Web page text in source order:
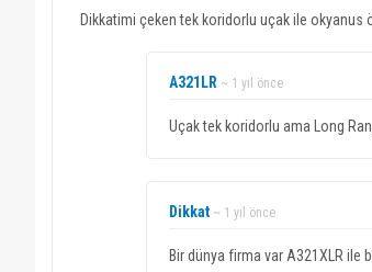
Dikkatimi çeken tek koridorlu uçak ile okyanus
A321LR ~ 1 yıl önce
Uçak tek koridorlu ama Long
Dikkat ~ 1 yıl önce
Bir dünya firma var A321XLR ile